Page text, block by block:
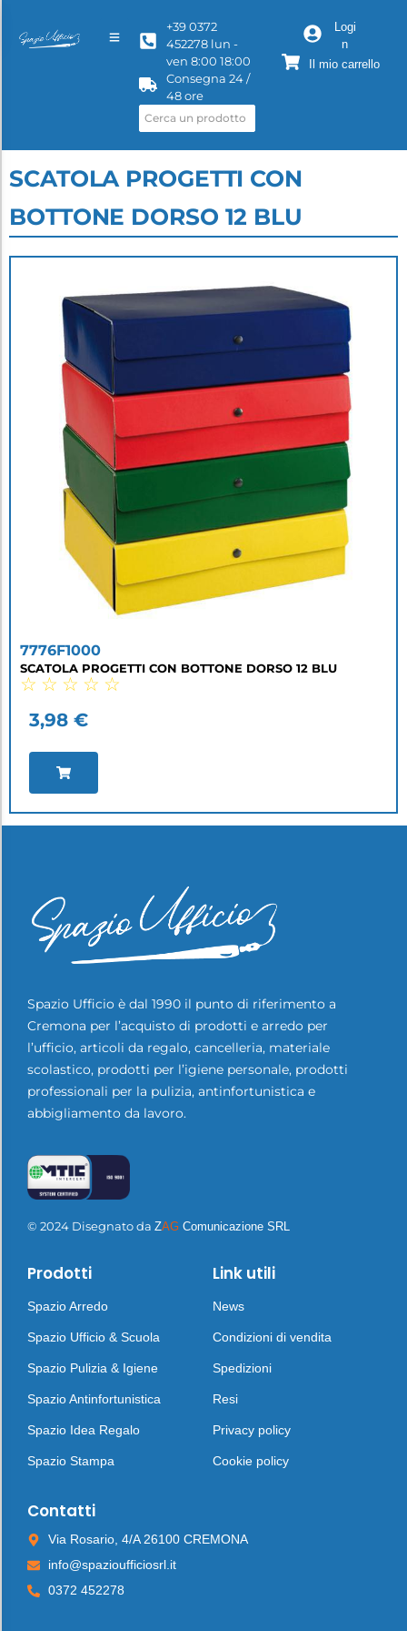
+39 0372
452278 lun -
ven 8:00 18:00
Consegna 24 /
48 ore
Logi
n
Il mio carrello
SCATOLA PROGETTI CON
BOTTONE DORSO 12 BLU
7776F1000
SCATOLA PROGETTI CON BOTTONE DORSO 12 BLU
☆ ☆ ☆ ☆ ☆
3,98 €
Spazio Ufficio è dal 1990 il punto di riferimento a
Cremona per l’acquisto di prodotti e arredo per
l’ufficio, articoli da regalo, cancelleria, materiale
scolastico, prodotti per l’igiene personale, prodotti
professionali per la pulizia, antinfortunistica e
abbigliamento da lavoro.
© 2024 Disegnato da ZAG Comunicazione SRL
Prodotti
Spazio Arredo
Spazio Ufficio & Scuola
Spazio Pulizia & Igiene
Spazio Antinfortunistica
Spazio Idea Regalo
Spazio Stampa
Link utili
News
Condizioni di vendita
Spedizioni
Resi
Privacy policy
Cookie policy
Contatti
Via Rosario, 4/A 26100 CREMONA
info@spazioufficiosrl.it
0372 452278